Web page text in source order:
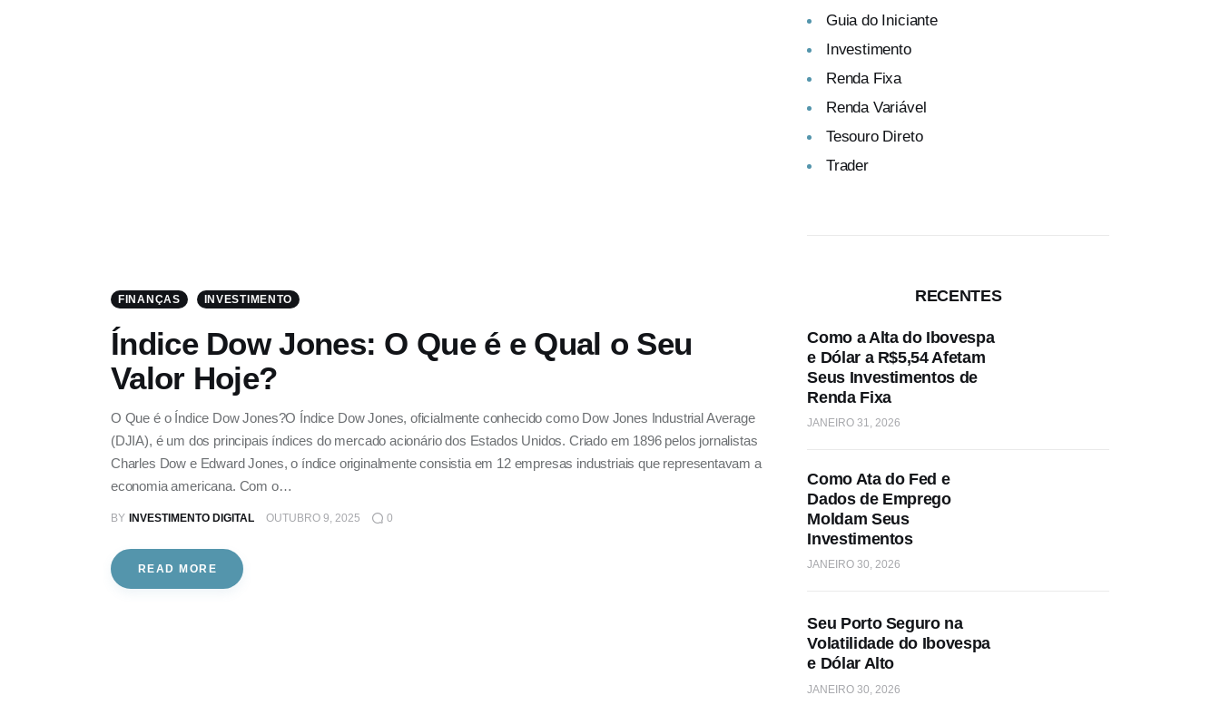
FINANÇAS INVESTIMENTO
Índice Dow Jones: O Que é e Qual o Seu
Valor Hoje?
O Que é o Índice Dow Jones?O Índice Dow Jones, oficialmente conhecido como Dow Jones Industrial Average
(DJIA), é um dos principais índices do mercado acionário dos Estados Unidos. Criado em 1896 pelos jornalistas
Charles Dow e Edward Jones, o índice originalmente consistia em 12 empresas industriais que representavam a
economia americana. Com o…
BY INVESTIMENTO DIGITAL OUTUBRO 9, 2025 0
READ MORE
Guia do Iniciante
Investimento
Renda Fixa
Renda Variável
Tesouro Direto
Trader
RECENTES
Como a Alta do Ibovespa
e Dólar a R$5,54 Afetam
Seus Investimentos de
Renda Fixa
JANEIRO 31, 2026
Como Ata do Fed e
Dados de Emprego
Moldam Seus
Investimentos
JANEIRO 30, 2026
Seu Porto Seguro na
Volatilidade do Ibovespa
e Dólar Alto
JANEIRO 30, 2026